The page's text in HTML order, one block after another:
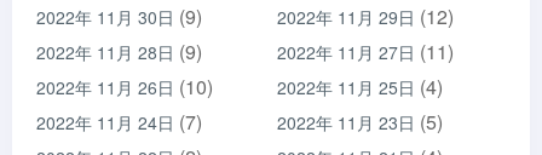
2022年 11月 30日 (9) 2022年 11月 29日 (12)
2022年 11月 28日 (9) 2022年 11月 27日 (11)
2022年 11月 26日 (10) 2022年 11月 25日 (4)
2022年 11月 24日 (7) 2022年 11月 23日 (5)